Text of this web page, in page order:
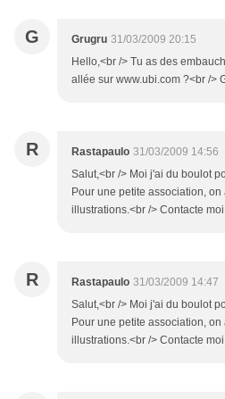
G Grugru 31/03/2009 20:15
Hello,<br /> Tu as des
allée sur www.ubi.com ?<br />
R Rastapaulo 31/03/2009 14:56
Salut,<br /> Moi j'ai du boulot
Pour une petite association,
illustrations.<br /> Contacte
R Rastapaulo 31/03/2009 14:47
Salut,<br /> Moi j'ai du boulot
Pour une petite association,
illustrations.<br /> Contacte